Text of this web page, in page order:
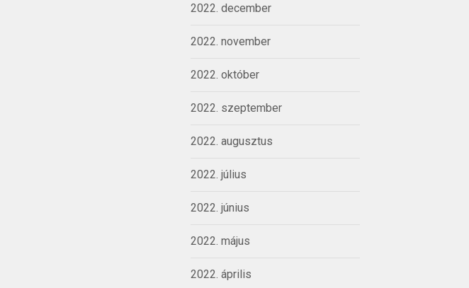
2022. december
2022. november
2022. október
2022. szeptember
2022. augusztus
2022. július
2022. június
2022. május
2022. április